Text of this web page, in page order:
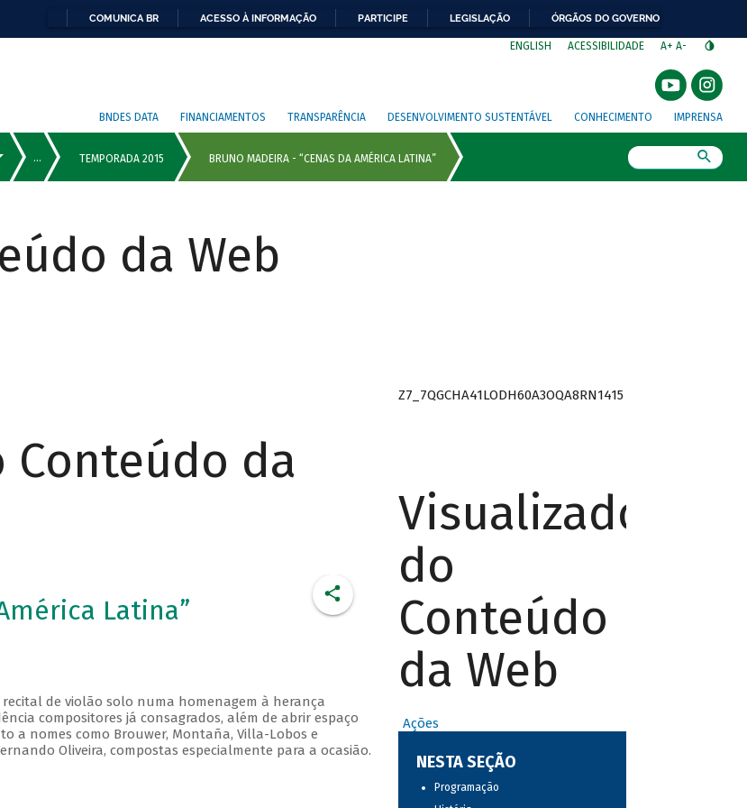
COMUNICA BR ACESSO À INFORMAÇÃO PARTICIPE LEGISLAÇÃO ÓRGÃOS DO GOVERNO
ENGLISH ACESSIBILIDADE A+ A-
BNDES DATA FINANCIAMENTOS TRANSPARÊNCIA DESENVOLVIMENTO SUSTENTÁVEL CONHECIMENTO IMPRENSA
da Web
da
Latina”
de violão solo numa homenagem à herança
compositores já consagrados, além de abrir espaço
a nomes como Brouwer, Montaña, Villa-Lobos e
Oliveira, compostas especialmente para a ocasião.
Z7_7QGCHA41LODH60A3OQA8RN1415
Visualizador
do
Conteúdo
da Web
Ações
NESTA SEÇÃO
Programação